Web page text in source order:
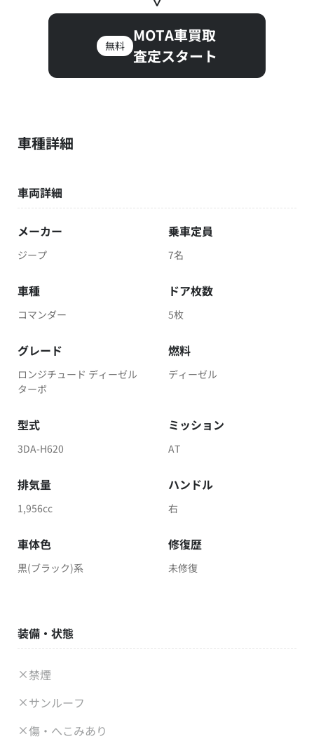
無料
MOTA車買取
査定スタート
車種詳細
車両詳細
メーカー
ジープ
乗車定員
7名
車種
コマンダー
ドア枚数
5枚
グレード
ロンジチュード ディーゼル
ターボ
燃料
ディーゼル
型式
3DA-H620
ミッション
AT
排気量
1,956cc
ハンドル
右
車体色
黒(ブラック)系
修復歴
未修復
装備・状態
禁煙
サンルーフ
傷・へこみあり